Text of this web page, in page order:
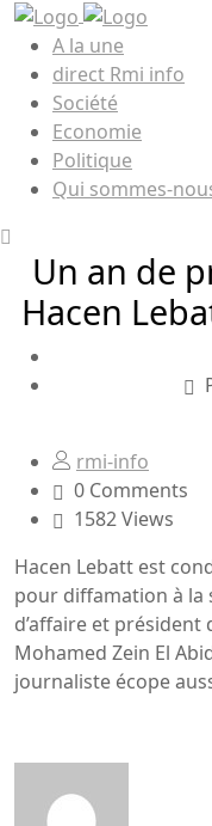
A la une
direct Rmi info
Société
Economie
Politique
Qui sommes-
Un an de
Hacen
rmi-info
0 Comments
1582 Views
Hacen Lebatt est
pour diffamation à la
d’affaire et
Mohamed Zein El
journaliste écope